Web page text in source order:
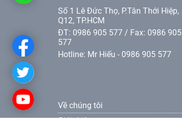
Số 1 Lê Đức Thọ, P.Tân Thới Hiệp,
Q12, TP.HCM
ĐT: 0986 905 577 / Fax: 0986 905
577
Hotline: Mr Hiếu - 0986 905 577
Về chúng tôi
Giới thiệu